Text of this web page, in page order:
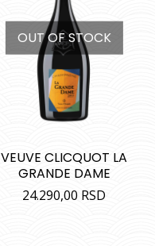
OUT OF STOCK
VEUVE CLICQUOT LA
GRANDE DAME
24.290,00 RSD